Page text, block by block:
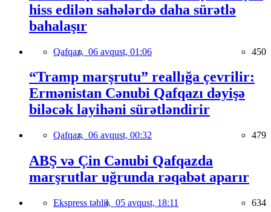
hiss edilən sahələrdə daha sürətlə
bahalaşır
Qafqaz, 06 avqust, 01:06 450
“Tramp marşrutu” reallığa çevrilir:
Ermənistan Cənubi Qafqazı dəyişə
biləcək layihəni sürətləndirir
Qafqaz, 06 avqust, 00:32 479
ABŞ və Çin Cənubi Qafqazda
marşrutlar uğrunda rəqabət aparır
Ekspress təhlil, 05 avqust, 18:11 634